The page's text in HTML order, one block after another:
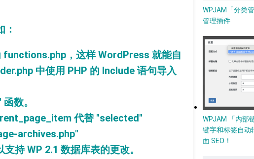
，这样 WordPress 就能自
中使用 PHP 的 Include 语句导入
数。
代替 "selected"
archives.php"
持 WP 2.1 数据库表的更改。
WPJAM「分类
管理插件
WPJAM 「内部
键字和标签自动
面 SEO！